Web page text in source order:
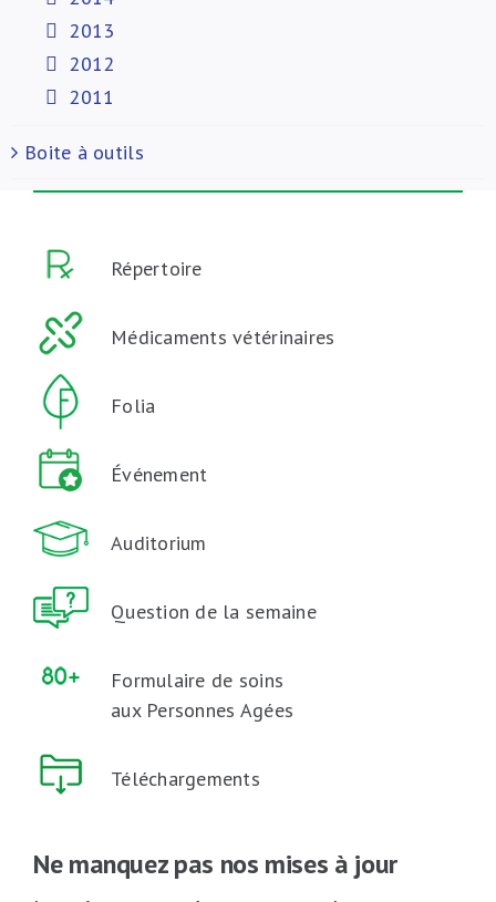
2013
2012
2011
Boite à outils
Répertoire
Médicaments vétérinaires
Folia
Événement
Auditorium
Question de la semaine
Formulaire de soins
aux Personnes Agées
Téléchargements
Ne manquez pas nos mises à jour